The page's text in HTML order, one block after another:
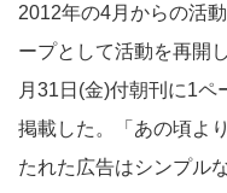
2012年の4月からの活
ープとして活動を再開
月31日(金)付朝刊に1ペ
掲載した。「あの頃よ
たれた広告はシンプル